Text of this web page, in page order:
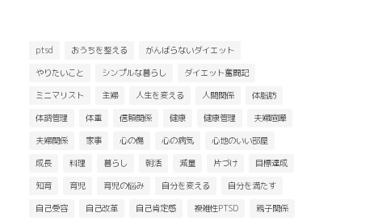
ptsd おうちを整える
がんばらないダイエット
やりたいこと
シンプルな暮らし
ダイエット奮闘記
ミニマリスト
主婦 人生を変える 人間関係
体脂肪
体調管理
体重 信頼関係 健康 健康管理
夫婦喧嘩
夫婦関係
家事 心の傷 心の病気
心地のいい部屋
成長
料理 暮らし 朝活 減量 片づけ
目標達成
知育
育児 育児の悩み 自分を変える
自分を満たす
自己受容
自己改革 自己肯定感 複雑性PTSD
親子関係